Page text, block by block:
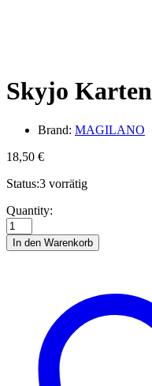
Skyjo
Brand: MAGILANO
18,50 €
Status:3 vorrätig
Skyjo
Kartenspiel
quantity
Quantity:
In den Warenkorb